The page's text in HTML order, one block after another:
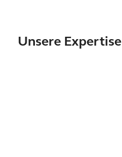
Unsere Expertise